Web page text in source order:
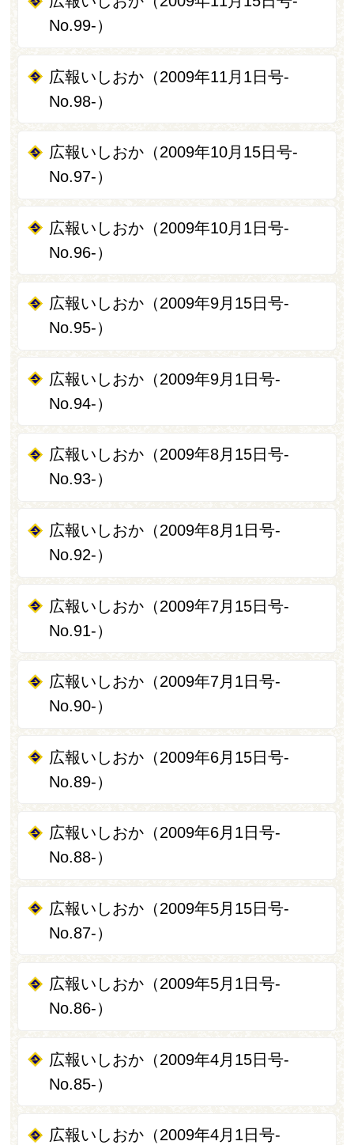
No.99-）
広報いしおか（2009年11月1日号-
No.98-）
広報いしおか（2009年10月15日号-
No.97-）
広報いしおか（2009年10月1日号-
No.96-）
広報いしおか（2009年9月15日号-
No.95-）
広報いしおか（2009年9月1日号-
No.94-）
広報いしおか（2009年8月15日号-
No.93-）
広報いしおか（2009年8月1日号-
No.92-）
広報いしおか（2009年7月15日号-
No.91-）
広報いしおか（2009年7月1日号-
No.90-）
広報いしおか（2009年6月15日号-
No.89-）
広報いしおか（2009年6月1日号-
No.88-）
広報いしおか（2009年5月15日号-
No.87-）
広報いしおか（2009年5月1日号-
No.86-）
広報いしおか（2009年4月15日号-
No.85-）
広報いしおか（2009年4月1日号-